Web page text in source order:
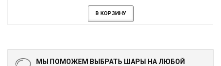
В КОРЗИНУ
МЫ ПОМОЖЕМ ВЫБРАТЬ ШАРЫ НА ЛЮБОЙ